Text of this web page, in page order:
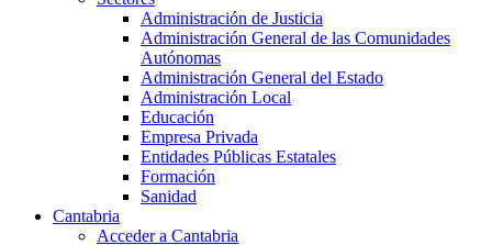
Administración de Justicia
Administración General de las Comunidades
Autónomas
Administración General del Estado
Administración Local
Educación
Empresa Privada
Entidades Públicas Estatales
Formación
Sanidad
Cantabria
Acceder a Cantabria